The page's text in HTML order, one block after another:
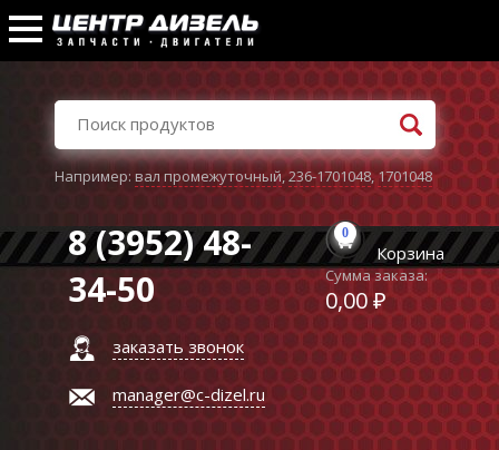
Например:вал промежуточный,236-1701048,1701048
8 (3952) 48-
34-50
заказать звонок
manager@c-dizel.ru
0
Корзина
Сумма заказа:
0,00 ₽